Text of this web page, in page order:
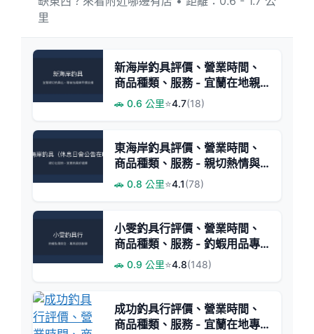
里
新海岸釣具評價、營業時間、
商品種類、服務 - 宜蘭在地親
切釣具店
🚗 0.6 公里⭐4.7(18)
東海岸釣具評價、營業時間、
商品種類、服務 - 親切熱情與
實惠價格
🚗 0.8 公里⭐4.1(78)
小雯釣具行評價、營業時間、
商品種類、服務 - 釣蝦用品專
賣與專業諮詢
🚗 0.9 公里⭐4.8(148)
成功釣具行評價、營業時間、
商品種類、服務 - 宜蘭在地專